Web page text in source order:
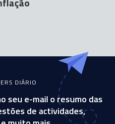
DIÁRIO
seu e-mail o resumo das
de actividades,